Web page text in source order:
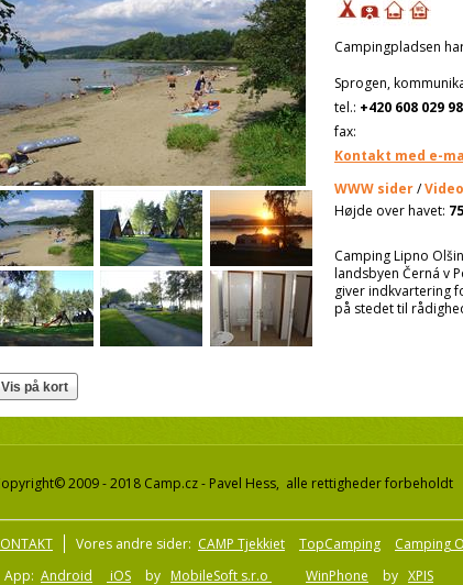
Campingpladsen
Sprogen,
tel.: +420 608 029
fax:
Kontakt med e-
WWW sider/Video
Højde over havet:
Camping Lipno
landsbyen Černá v
giver indkvartering
på stedet til
2009 - 2018 Camp.cz - Pavel Hess, alle rettigheder forbeholdt
Vores andre sider: CAMP Tjekkiet TopCamping
Camping
App: Android iOS by MobileSoft s.r.o WinPhone by XPIS